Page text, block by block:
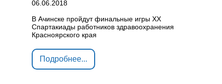
06.06.2018
В Ачинске пройдут финальные игры ХХ
Спартакиады работников здравоохранения
Красноярского края
Подробнее...